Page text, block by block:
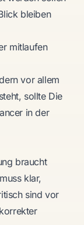
bleiben
mitlaufen
vor allem
sollte Die
in der
braucht
klar,
sind vor